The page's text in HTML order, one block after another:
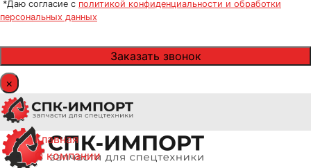
*Даю согласие с политикой конфиденциальности и обработки
персональных данных
×
Главная
О компании